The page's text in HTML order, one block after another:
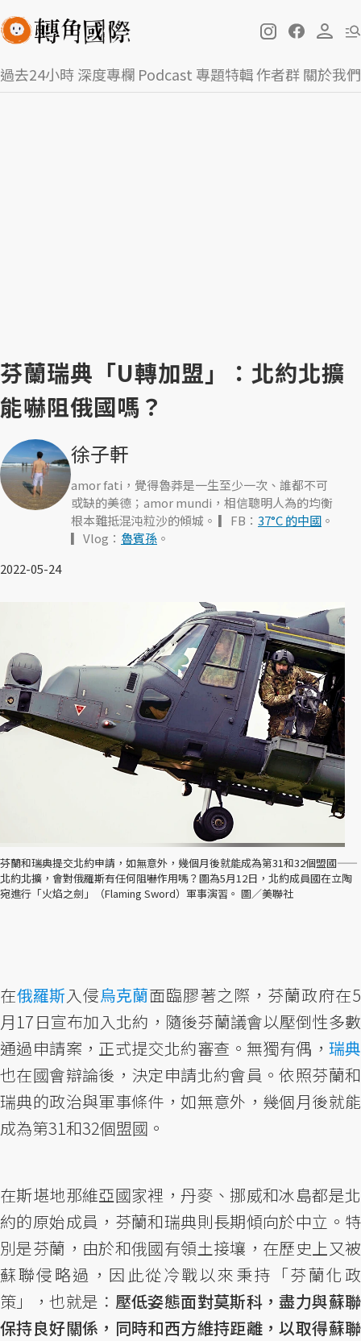
過去24小時深度專欄 Podcast 專題特輯作者群關於我們
芬蘭瑞典「U轉加盟」：北約北擴
能嚇阻俄國嗎？
徐子軒
amor fati，覺得魯莽是一生至少一次、誰都不可
或缺的美德；amor mundi，相信聰明人為的均衡
根本難抵混沌粒沙的傾城。 ▎FB： 37°C 的中國 。
▎Vlog： 魯賓孫 。
2022-05-24
芬蘭和瑞典提交北約申請，如無意外，幾個月後就能成為第31和32個盟國——
北約北擴，會對俄羅斯有任何阻嚇作用嗎？圖為5月12日，北約成員國在立陶
宛進行「火焰之劍」（Flaming Sword）軍事演習。 圖／美聯社
在俄羅斯入侵烏克蘭面臨膠著之際，芬蘭政府在5
月17日宣布加入北約，隨後芬蘭議會以壓倒性多數
通過申請案，正式提交北約審查。無獨有偶， 瑞典
也在國會辯論後，決定申請北約會員。依照芬蘭和
瑞典的政治與軍事條件，如無意外，幾個月後就能
成為第31和32個盟國。
在斯堪地那維亞國家裡，丹麥、挪威和冰島都是北
約的原始成員，芬蘭和瑞典則長期傾向於中立。特
別是芬蘭，由於和俄國有領土接壤，在歷史上又被
蘇聯侵略過，因此從冷戰以來秉持「芬蘭化政
策」，也就是： 壓低姿態面對莫斯科，盡力與蘇聯
保持良好關係，同時和西方維持距離，以取得蘇聯